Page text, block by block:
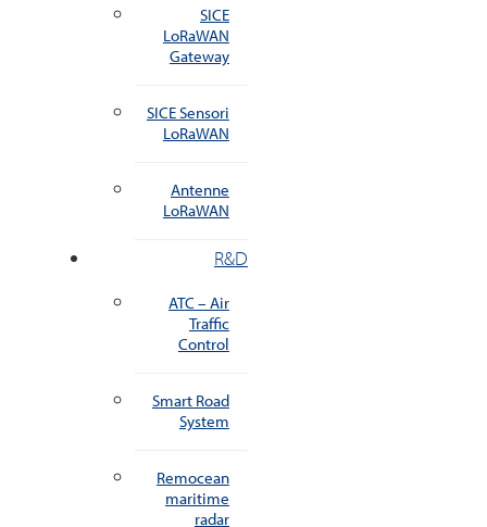
SICE
LoRaWAN
Gateway
SICE Sensori
LoRaWAN
Antenne
LoRaWAN
R&D
ATC – Air
Traffic
Control
Smart Road
System
Remocean
maritime
radar